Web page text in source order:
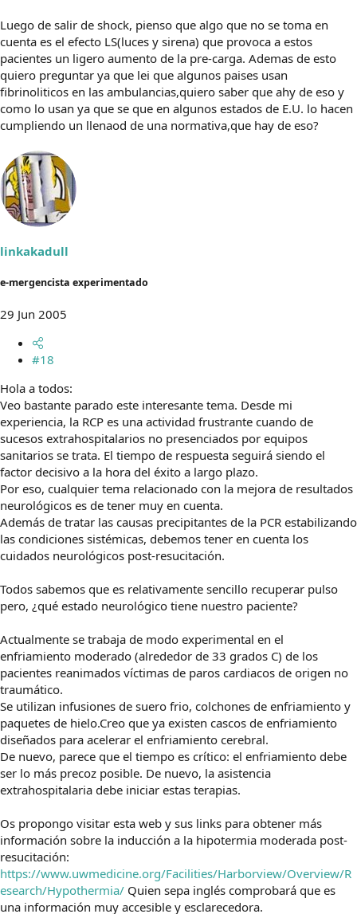
Luego de salir de shock, pienso que algo que no se toma en
cuenta es el efecto LS(luces y sirena) que provoca a estos
pacientes un ligero aumento de la pre-carga. Ademas de esto
quiero preguntar ya que lei que algunos paises usan
fibrinoliticos en las ambulancias,quiero saber que ahy de eso y
como lo usan ya que se que en algunos estados de E.U. lo hacen
cumpliendo un llenaod de una normativa,que hay de eso?
linkakadull
e-mergencista experimentado
29 Jun 2005
#18
Hola a todos:
Veo bastante parado este interesante tema. Desde mi
experiencia, la RCP es una actividad frustrante cuando de
sucesos extrahospitalarios no presenciados por equipos
sanitarios se trata. El tiempo de respuesta seguirá siendo el
factor decisivo a la hora del éxito a largo plazo.
Por eso, cualquier tema relacionado con la mejora de resultados
neurológicos es de tener muy en cuenta.
Además de tratar las causas precipitantes de la PCR estabilizando
las condiciones sistémicas, debemos tener en cuenta los
cuidados neurológicos post-resucitación.
Todos sabemos que es relativamente sencillo recuperar pulso
pero, ¿qué estado neurológico tiene nuestro paciente?
Actualmente se trabaja de modo experimental en el
enfriamiento moderado (alrededor de 33 grados C) de los
pacientes reanimados víctimas de paros cardiacos de origen no
traumático.
Se utilizan infusiones de suero frio, colchones de enfriamiento y
paquetes de hielo.Creo que ya existen cascos de enfriamiento
diseñados para acelerar el enfriamiento cerebral.
De nuevo, parece que el tiempo es crítico: el enfriamiento debe
ser lo más precoz posible. De nuevo, la asistencia
extrahospitalaria debe iniciar estas terapias.
Os propongo visitar esta web y sus links para obtener más
información sobre la inducción a la hipotermia moderada post-
resucitación:
https://www.uwmedicine.org/Facilities/Harborview/Overview/R
esearch/Hypothermia/ Quien sepa inglés comprobará que es
una información muy accesible y esclarecedora.